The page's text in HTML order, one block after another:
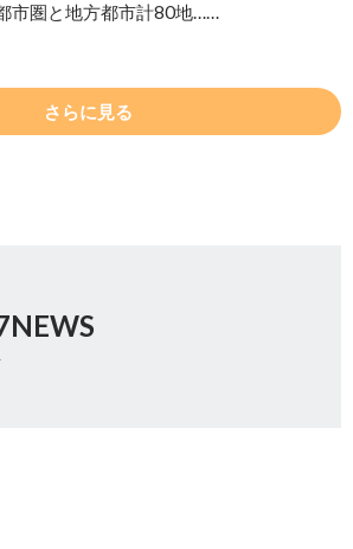
市圏と地方都市計80地……
さらに見る